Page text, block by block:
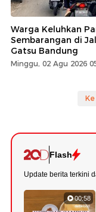
Warga Keluhkan
Sembarangan di
Gatsu Bandung
Minggu, 02 Agu 2026
Flash
Update berita terkini
00:58